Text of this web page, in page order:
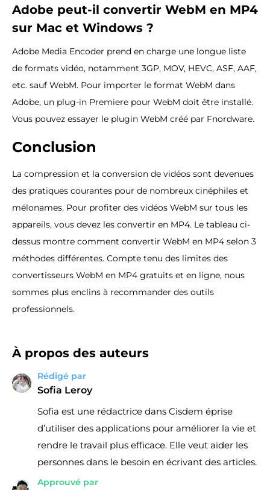
Adobe peut-il convertir WebM en MP4
sur Mac et Windows ?
Adobe Media Encoder prend en charge une longue liste
de formats vidéo, notamment 3GP, MOV, HEVC, ASF, AAF,
etc. sauf WebM. Pour importer le format WebM dans
Adobe, un plug-in Premiere pour WebM doit être installé.
Vous pouvez essayer le plugin WebM créé par Fnordware.
Conclusion
La compression et la conversion de vidéos sont devenues
des pratiques courantes pour de nombreux cinéphiles et
mélonames. Pour profiter des vidéos WebM sur tous les
appareils, vous devez les convertir en MP4. Le tableau ci-
dessus montre comment convertir WebM en MP4 selon 3
méthodes différentes. Compte tenu des limites des
convertisseurs WebM en MP4 gratuits et en ligne, nous
sommes plus enclins à recommander des outils
professionnels.
À propos des auteurs
Rédigé par
Sofia Leroy
Sofia est une rédactrice dans Cisdem éprise
d’utiliser des applications pour améliorer la vie et
rendre le travail plus efficace. Elle veut aider les
personnes dans le besoin en écrivant des articles.
Approuvé par